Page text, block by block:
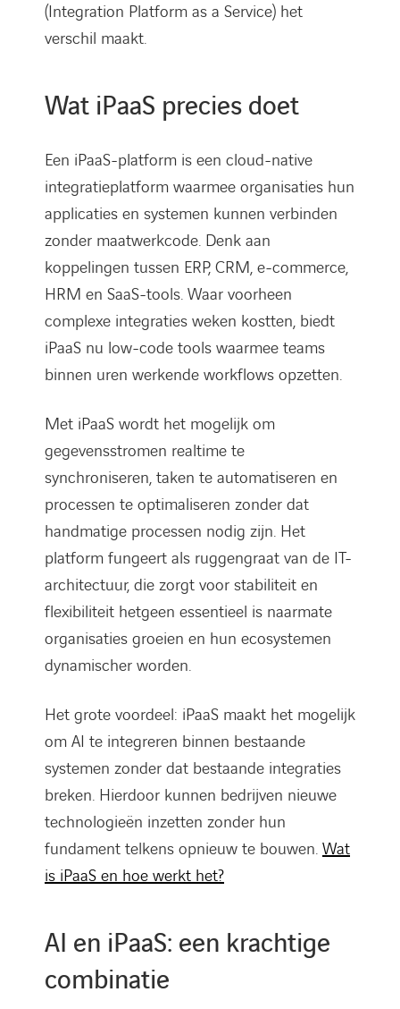
(Integration Platform as a Service) het
verschil maakt.
Wat iPaaS precies doet
Een iPaaS-platform is een cloud-native
integratieplatform waarmee organisaties hun
applicaties en systemen kunnen verbinden
zonder maatwerkcode. Denk aan
koppelingen tussen ERP, CRM, e-commerce,
HRM en SaaS-tools. Waar voorheen
complexe integraties weken kostten, biedt
iPaaS nu low-code tools waarmee teams
binnen uren werkende workflows opzetten.
Met iPaaS wordt het mogelijk om
gegevensstromen realtime te
synchroniseren, taken te automatiseren en
processen te optimaliseren zonder dat
handmatige processen nodig zijn. Het
platform fungeert als ruggengraat van de IT-
architectuur, die zorgt voor stabiliteit en
flexibiliteit hetgeen essentieel is naarmate
organisaties groeien en hun ecosystemen
dynamischer worden.
Het grote voordeel: iPaaS maakt het mogelijk
om AI te integreren binnen bestaande
systemen zonder dat bestaande integraties
breken. Hierdoor kunnen bedrijven nieuwe
technologieën inzetten zonder hun
fundament telkens opnieuw te bouwen. Wat
is iPaaS en hoe werkt het?
AI en iPaaS: een krachtige
combinatie